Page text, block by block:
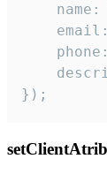
name:
});